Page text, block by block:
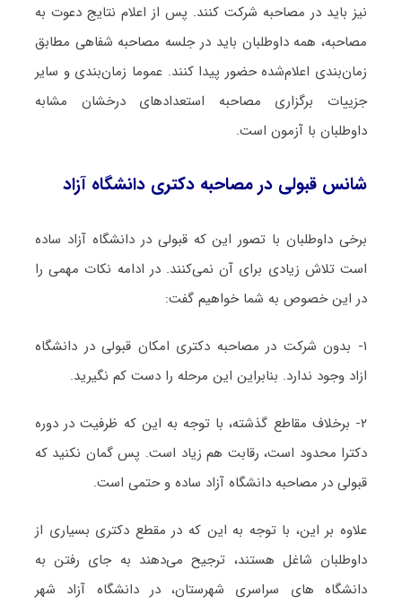
نیز باید در مصاحبه شرکت کنند. پس از اعلام نتایج دعوت به
مصاحبه، همه داوطلبان باید در جلسه مصاحبه شفاهی مطابق
زمان‌بندی اعلام‌شده حضور پیدا کنند. عموما زمان‌بندی و سایر
جزییات برگزاری مصاحبه استعدادهای درخشان مشابه
داوطلبان با آزمون است.
شانس قبولی در مصاحبه دکتری دانشگاه آزاد
برخی داوطلبان با تصور این که قبولی در دانشگاه آزاد ساده
است تلاش زیادی برای آن نمی‌کنند. در ادامه نکات مهمی را
در این خصوص به شما خواهیم گفت:
۱- بدون شرکت در مصاحبه دکتری امکان قبولی در دانشگاه‌
ازاد وجود ندارد. بنابراین این مرحله را دست کم نگیرید.
۲- برخلاف مقاطع گذشته، با توجه به این که ظرفیت در دوره
دکترا محدود است، رقابت هم زیاد است. پس گمان نکنید که
قبولی در مصاحبه دانشگاه آزاد ساده و حتمی است.
علاوه بر این، با توجه به این که در مقطع دکتری بسیاری از
داوطلبان شاغل هستند، ترجیح می‌دهند به جای رفتن به
دانشگاه های سراسری شهرستان، در دانشگاه آزاد شهر